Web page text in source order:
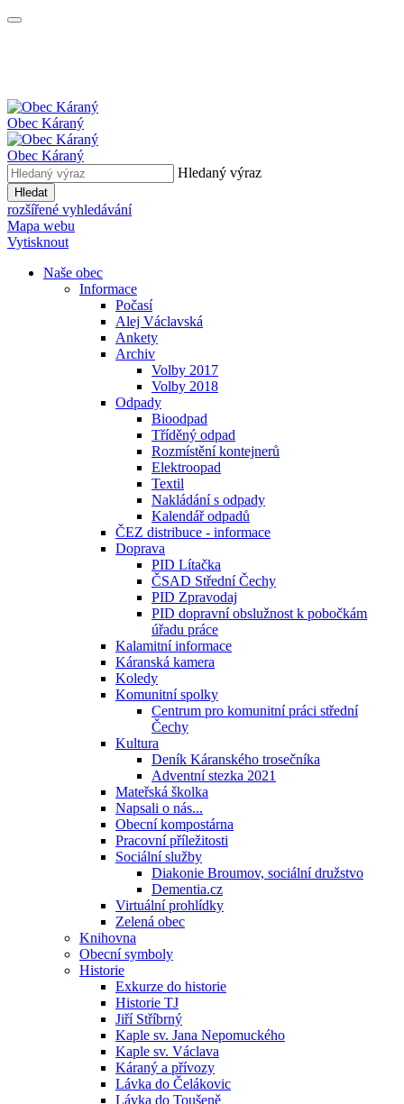
Obec Káraný
Obec Káraný
Hledaný výraz
Hledat
rozšířené vyhledávání
Mapa webu
Vytisknout
Naše obec
Informace
Počasí
Alej Václavská
Ankety
Archiv
Volby 2017
Volby 2018
Odpady
Bioodpad
Tříděný odpad
Rozmístění kontejnerů
Elektroopad
Textil
Nakládání s odpady
Kalendář odpadů
ČEZ distribuce - informace
Doprava
PID Lítačka
ČSAD Střední Čechy
PID Zpravodaj
PID dopravní obslužnost k pobočkám
úřadu práce
Kalamitní informace
Káranská kamera
Koledy
Komunitní spolky
Centrum pro komunitní práci střední
Čechy
Kultura
Deník Káranského trosečníka
Adventní stezka 2021
Mateřská školka
Napsali o nás...
Obecní kompostárna
Pracovní příležitosti
Sociální služby
Diakonie Broumov, sociální družstvo
Dementia.cz
Virtuální prohlídky
Zelená obec
Knihovna
Obecní symboly
Historie
Exkurze do historie
Historie TJ
Jiří Stříbrný
Kaple sv. Jana Nepomuckého
Kaple sv. Václava
Káraný a přívozy
Lávka do Čelákovic
Lávka do Toušeně